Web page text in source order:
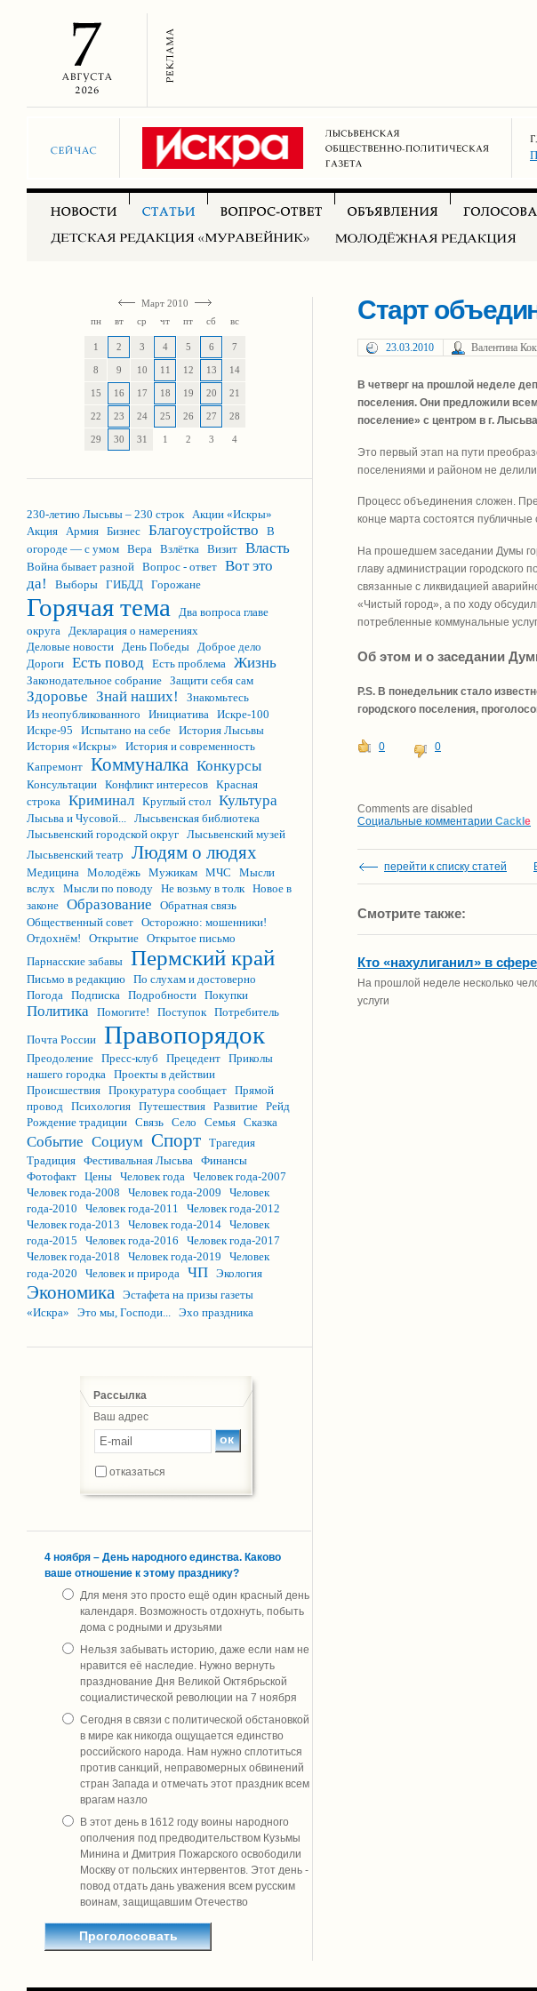
Март 2010
пн
вт ср чт пт сб вс
1 2 3 4 5 6 7
8 9 10 11 12 13 14
15 16 17 18 19 20 21
22 23 24 25 26 27 28
29 30 31 1 2 3 4
230-летию Лысьвы – 230 строк Акции «Искры»
Акция Армия Бизнес Благоустройство
В
огороде — с умом Вера Взлётка Визит Власть
Война бывает разной Вопрос - ответ Вот это
да!
Выборы ГИБДД Горожане
Горячая тема
Два вопроса главе
округа Декларация о намерениях
Деловые новости День Победы Доброе дело
Дороги Есть повод Есть проблема Жизнь
Законодательное собрание Защити себя сам
Здоровье Знай наших!
Знакомьтесь
Из неопубликованного
Инициатива Искре-100
Искре-95
Испытано на себе История Лысьвы
История «Искры»
История и современность
Капремонт Коммуналка Конкурсы
Консультации Конфликт интересов Красная
строка Криминал Круглый стол Культура
Лысьва и Чусовой... Лысьвенская библиотека
Лысьвенский городской округ Лысьвенский музей
Лысьвенский театр
Людям о людях
Медицина Молодёжь Мужикам МЧС
Мысли
вслух Мысли по поводу Не возьму в толк Новое в
законе Образование
Обратная связь
Общественный совет Осторожно: мошенники!
Отдохнём!
Открытие Открытое письмо
Парнасские забавы Пермский край
Письмо в редакцию По слухам и достоверно
Погода Подписка Подробности Покупки
Политика Помогите! Поступок Потребитель
Почта России Правопорядок
Преодоление Пресс-клуб Прецедент Приколы
нашего городка Проекты в действии
Происшествия Прокуратура сообщает Прямой
провод Психология Путешествия Развитие Рейд
Рождение традиции Связь Село Семья Сказка
Событие Социум Спорт Трагедия
Традиция Фестивальная Лысьва Финансы
Фотофакт Цены Человек года Человек года-2007
Человек года-2008
Человек года-2009
Человек
года-2010
Человек года-2011
Человек года-2012
Человек года-2013
Человек года-2014 Человек
года-2015
Человек года-2016
Человек года-2017
Человек года-2018
Человек года-2019
Человек
года-2020
Человек и природа ЧП Экология
Экономика Эстафета на призы газеты
«Искра»
Это мы, Господи... Эхо праздника
Рассылка
Ваш адрес
отказаться
4 ноября – День народного единства. Каково
ваше отношение к этому празднику?
Для меня это просто ещё один красный день
календаря. Возможность отдохнуть, побыть
дома с родными и друзьями
Нельзя забывать историю, даже если нам не
нравится её наследие. Нужно вернуть
празднование Дня Великой Октябрьской
социалистической революции на 7 ноября
Сегодня в связи с политической обстановкой
в мире как никогда ощущается единство
российского народа. Нам нужно сплотиться
против санкций, неправомерных обвинений
стран Запада и отмечать этот праздник всем
врагам назло
В этот день в 1612 году воины народного
ополчения под предводительством Кузьмы
Минина и Дмитрия Пожарского освободили
Москву от польских интервентов. Этот день -
повод отдать дань уважения всем русским
воинам, защищавшим Отечество
Старт
23.03.2010 Валентина
В четверг на прошлой неделе
поселения. Они предложили
поселение» с центром в г.
Это первый этап на пути
поселениями и районом не
Процесс объединения сложен.
конце марта состоятся
На прошедшем заседании Думы
главу администрации городского
связанные с ликвидацией
«Чистый город», а по ходу
потребленные коммунальные
Об этом и о заседании
P.S. В понедельник стало
городского поселения,
0 0
Comments are disabled
Социальные комментарии Cackl e
перейти к списку статей
Смотрите также:
Кто «нахулиганил» в
На прошлой неделе несколько
услуги